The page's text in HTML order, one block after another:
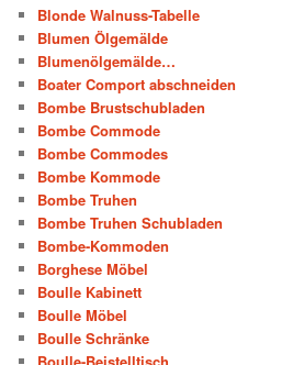
Blonde Walnuss-Tabelle
Blumen Ölgemälde
Blumenölgemälde…
Boater Comport abschneiden
Bombe Brustschubladen
Bombe Commode
Bombe Commodes
Bombe Kommode
Bombe Truhen
Bombe Truhen Schubladen
Bombe-Kommoden
Borghese Möbel
Boulle Kabinett
Boulle Möbel
Boulle Schränke
Boulle-Beistelltisch